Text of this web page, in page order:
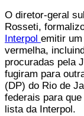
O diretor-geral
Rosseti,
Interpol emitir
vermelha,
procuradas pela
fugiram para
(DP) do Rio de
federais para
lista da Interpol.